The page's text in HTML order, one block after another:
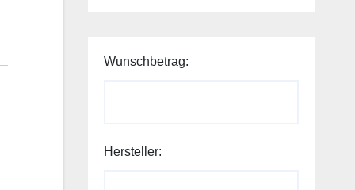
Wunschbetrag:
Hersteller: